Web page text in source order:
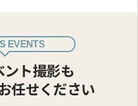
EVENTS
ント撮影も
任せください